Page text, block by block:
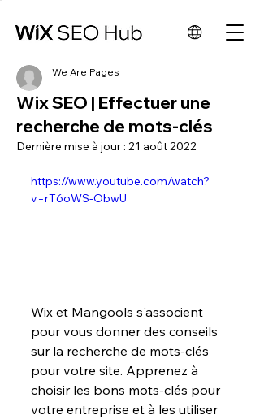
Wix SEO | Effectuer une
recherche de mots-clés
We Are Pages
Dernière mise à jour : 21 août 2022
https://www.youtube.com/watch?
v=rT6oWS-ObwU
Wix et Mangools s'associent
pour vous donner des conseils
sur la recherche de mots-clés
pour votre site. Apprenez à
choisir les bons mots-clés pour
votre entreprise et à les utiliser